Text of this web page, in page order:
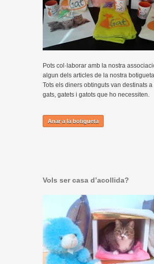
Pots col·laborar amb la nostra
algun dels articles de la nostra
Tots els diners obtinguts van destinats
gats, gatets i gatots que ho necessiten.
Anar a la botigueta
Vols ser casa d’acollida?